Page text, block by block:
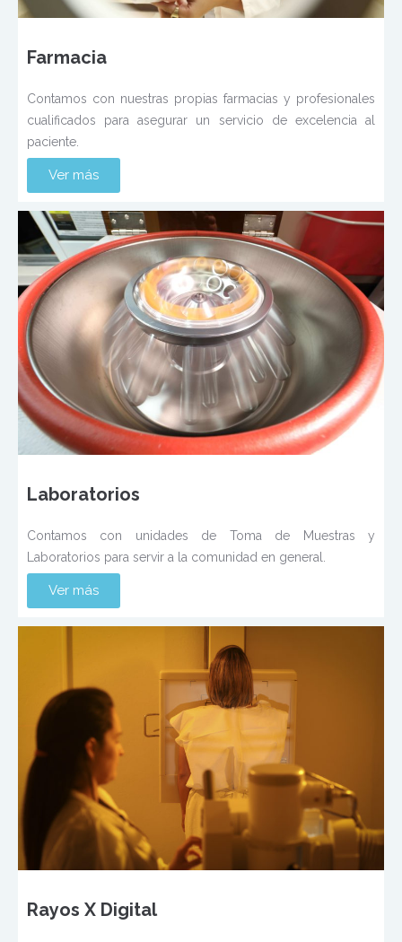
Farmacia
Contamos con nuestras propias farmacias y profesionales
cualificados para asegurar un servicio de excelencia al
paciente.
Ver más
Laboratorios
Contamos con unidades de Toma de Muestras y
Laboratorios para servir a la comunidad en general.
Ver más
Rayos X Digital